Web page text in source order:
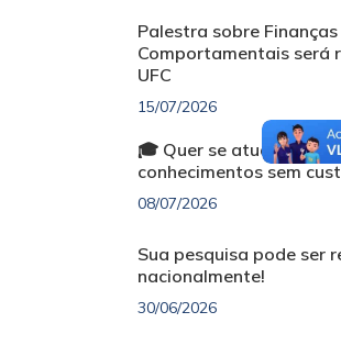
Palestra sobre Finanças
Comportamentais será
UFC
15/07/2026
🎓 Quer se atualizar e
conhecimentos sem
08/07/2026
Sua pesquisa pode ser
nacionalmente!
30/06/2026